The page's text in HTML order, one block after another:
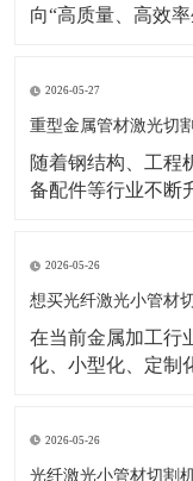
向“高质量、高效
属管材激光切割机
化潜力高等优势，
要方向
2026-05-27
重型金属管材激光切
随着钢结构、工程
备配件等行业不断
定性。在这样的背
成为不少工厂提升
业资料显示
2026-05-26
想买光纤激光小管材
在当前金属加工行
化、小型化、定制
速换型和连续生产
居配件、童车、医
2026-05-26
光纤激光小管材切割